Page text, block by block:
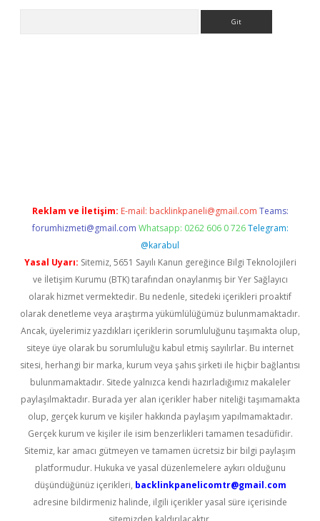
Reklam ve İletişim: E-mail: backlinkpaneli@gmail.com Teams:
forumhizmeti@gmail.com Whatsapp: 0262 606 0 726 Telegram:
@karabul
Yasal Uyarı: Sitemiz, 5651 Sayılı Kanun gereğince Bilgi Teknolojileri
ve İletişim Kurumu (BTK) tarafından onaylanmış bir Yer Sağlayıcı
olarak hizmet vermektedir. Bu nedenle, sitedeki içerikleri proaktif
olarak denetleme veya araştırma yükümlülüğümüz bulunmamaktadır.
Ancak, üyelerimiz yazdıkları içeriklerin sorumluluğunu taşımakta olup,
siteye üye olarak bu sorumluluğu kabul etmiş sayılırlar. Bu internet
sitesi, herhangi bir marka, kurum veya şahıs şirketi ile hiçbir bağlantısı
bulunmamaktadır. Sitede yalnızca kendi hazırladığımız makaleler
paylaşılmaktadır. Burada yer alan içerikler haber niteliği taşımamakta
olup, gerçek kurum ve kişiler hakkında paylaşım yapılmamaktadır.
Gerçek kurum ve kişiler ile isim benzerlikleri tamamen tesadüfidir.
Sitemiz, kar amacı gütmeyen ve tamamen ücretsiz bir bilgi paylaşım
platformudur. Hukuka ve yasal düzenlemelere aykırı olduğunu
düşündüğünüz içerikleri, backlinkpanelicomtr@gmail.com
adresine bildirmeniz halinde, ilgili içerikler yasal süre içerisinde